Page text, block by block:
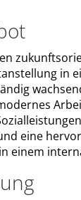
in
eine
einem